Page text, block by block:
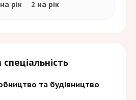
та будівництво
рік
2 на рік